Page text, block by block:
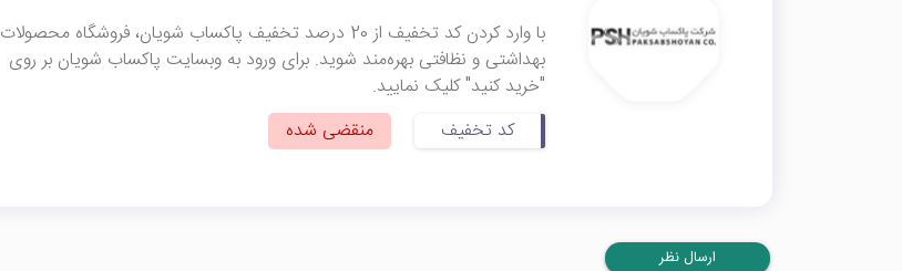
با وارد کردن کد تخفیف از 20 درصد تخفیف پاکساب شویان، فروشگاه محصولات
بهداشتی و نظافتی بهره‌مند شوید. برای ورود به وبسایت پاکساب شویان بر روی
"خرید کنید" کلیک نمایید.
کد تخفیف
منقضی شده
ارسال نظر